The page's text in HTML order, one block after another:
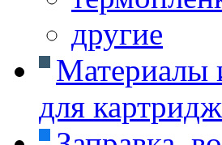
другие
Материалы
для